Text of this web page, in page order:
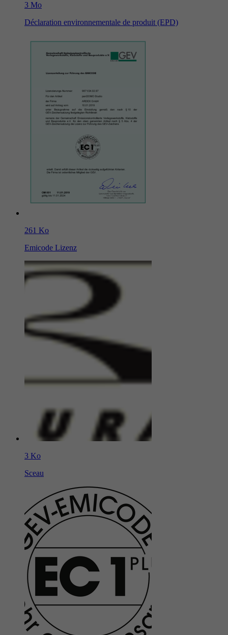
3 Mo
Déclaration environnementale de produit (EPD)
261 Ko
Emicode Lizenz
3 Ko
Sceau